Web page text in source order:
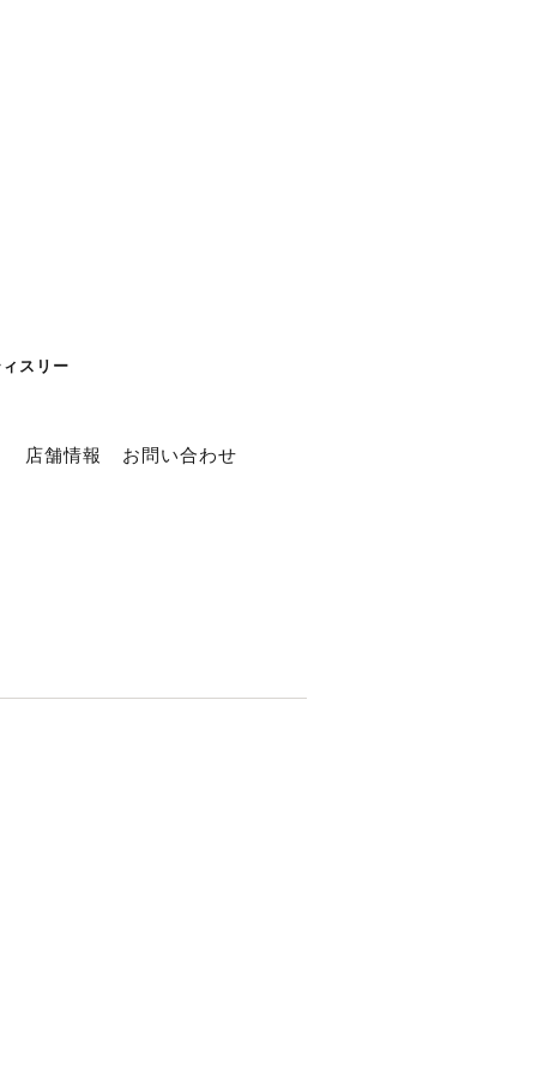
スリー
店舗情報 お問い合わせ